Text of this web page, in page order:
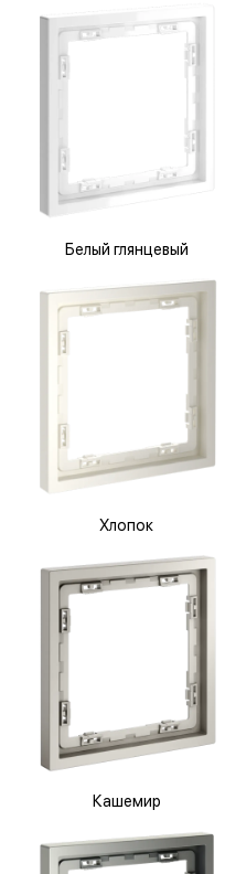
Белый глянцевый
Хлопок
Кашемир